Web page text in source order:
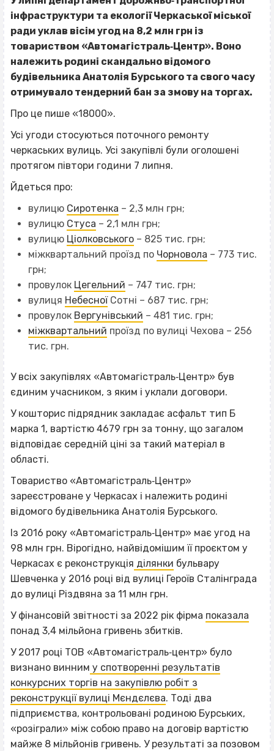
інфраструктури та екології Черкаської міської
ради уклав вісім угод на 8,2 млн грн із
товариством «Автомагістраль‐Центр». Воно
належить родині скандально відомого
будівельника Анатолія Бурського та свого часу
отримувало тендерний бан за змову на торгах.
Про це пише «18000».
Усі угоди стосуються поточного ремонту
черкаських вулиць. Усі закупівлі були оголошені
протягом півтори години 7 липня.
Йдеться про:
вулицю Сиротенка – 2,3 млн грн;
вулицю Стуса – 2,1 млн грн;
вулицю Ціолковського– 825 тис. грн;
міжквартальний проїзд по Чорновола – 773 тис.
грн;
провулок Цегельний – 747 тис. грн;
вулиця НебесноїСотні – 687 тис. грн;
провулок Вергунівський – 481 тис. грн;
міжквартальний проїзд по вулиці Чехова – 256
тис. грн.
У всіх закупівлях «Автомагістраль‐Центр» був
єдиним учасником, з яким і уклали договори.
У кошторис підрядник закладає асфальт тип Б
марка 1, вартістю 4679 грн за тонну, що загалом
відповідає середній ціні за такий матеріал в
області.
Товариство «Автомагістраль‐Центр»
зареєстроване у Черкасах і належить родині
відомого будівельника Анатолія Бурського.
Із 2016 року «Автомагістраль‐Центр» має угод на
98 млн грн. Вірогідно, найвідомішим її проєктом у
Черкасах є реконструкція ділянки бульвару
Шевченка у 2016 році від вулиці Героїв Сталінграда
до вулиці Різдвяна за 11 млн грн.
У фінансовій звітності за 2022 рік фірма показала
понад 3,4 мільйона гривень збитків.
У 2017 році ТОВ «Автомагістраль‐центр» було
визнано винним у спотворенні результатів
конкурсних торгів на закупівлю робіт з
реконструкції вулиці Мєндєлєва. Тоді два
підприємства, контрольовані родиною Бурських,
«розіграли» між собою право на договір вартістю
майже 8 мільйонів гривень. У результаті за позовом